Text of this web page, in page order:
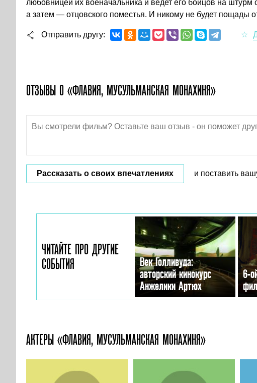
любовницей их военачальника и ведет его бойцов на штурм
а затем — отцовского поместья. И никому не будет пощады
Отправить другу
ОТЗЫВЫ О «ФЛАВИЯ, МУСУЛЬМАНСКАЯ МОНАХИНЯ»
Рассказать о своих впечатлениях и поставить
ЧИТАЙТЕ ПРО ДРУГИЕ
СОБЫТИЯ
Век Голливуда:
авторский кинокурс
Анжелики Артюх
6-
АКТЕРЫ «ФЛАВИЯ, МУСУЛЬМАНСКАЯ МОНАХИНЯ»